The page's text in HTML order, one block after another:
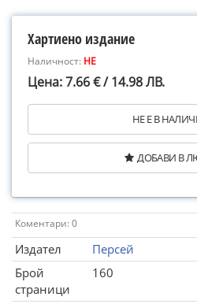
Хартиено издание
Наличност: НЕ
Цена: 7.66 € / 14.98 ЛВ.
НЕ Е В
ДОБАВИ В
Коментари: 0
Издател
Персей
Брой
страници
160